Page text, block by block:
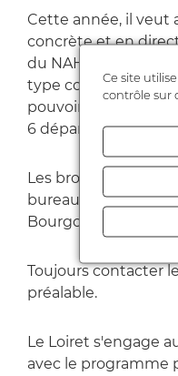
Cette année, il veut
concrète et en
du NAH. Une
type conférence via
pouvoir regrouper
6 départements
Les brochures et
bureau de la FCPE
Bourgogne à Orléans.
Toujours contacter
préalable.
Le Loiret s'engage
avec le programme
Ce site
contrôle sur